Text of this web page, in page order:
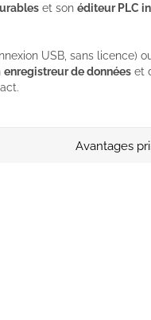
et son éditeur PLC
USB, sans licence)
enregistreur de donnéeset
Avantages